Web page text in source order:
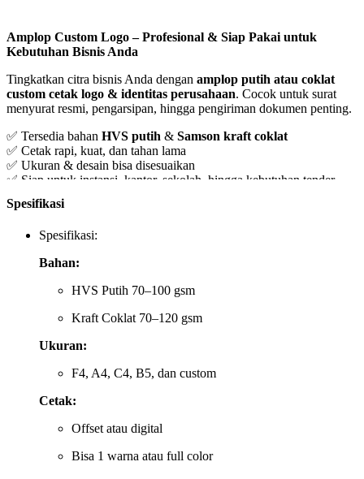
Amplop Custom Logo – Profesional & Siap Pakai untuk
Kebutuhan Bisnis Anda
Tingkatkan citra bisnis Anda dengan amplop putih atau coklat
custom cetak logo & identitas perusahaan. Cocok untuk surat
menyurat resmi, pengarsipan, hingga pengiriman dokumen penting.
✅ Tersedia bahan HVS putih & Samson kraft coklat
✅ Cetak rapi, kuat, dan tahan lama
✅ Ukuran & desain bisa disesuaikan
✅ Siap untuk instansi, kantor, sekolah, hingga kebutuhan tender
Harga mulai dari Rp70.000 – Rp150.000
Tersedia bahan HVS putih dan
Cetak logo & identitas perusahaan sesuai permintaan
Tampilan rapi, profesional, dan memperkuat branding
Bisa pesan dalam jumlah kecil atau besar
Tahan untuk dokumen pengiriman & pengarsipan
Spesifikasi
Spesifikasi:
Bahan:
HVS Putih 70–100 gsm
Kraft Coklat 70–120 gsm
Ukuran:
F4, A4, C4, B5, dan custom
Cetak:
Offset atau digital
Bisa 1 warna atau full color